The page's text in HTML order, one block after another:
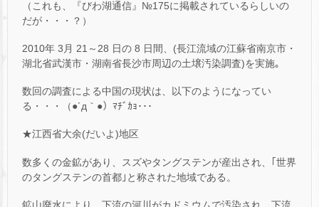
（これも、『びわ湖通信』№175に掲載されているらしいの
だが・・・？）
2010年 3月 21～28 日の 8 日間、(長江流域の江蘇省南京市・
湖北省武漢市・湖南省長沙市周辺の土壌汚染調査)を実施｡
数回の調査による中国の現状は、以下のようになってい
る・・・（●´д｀●）ﾏﾁﾞｶｮ･･･
★江西省大余(だいよ)地区
数多くの金鉱があり、スズやタングステンが産出され、｢世界
のタングステンの首都｣と称された地域である。